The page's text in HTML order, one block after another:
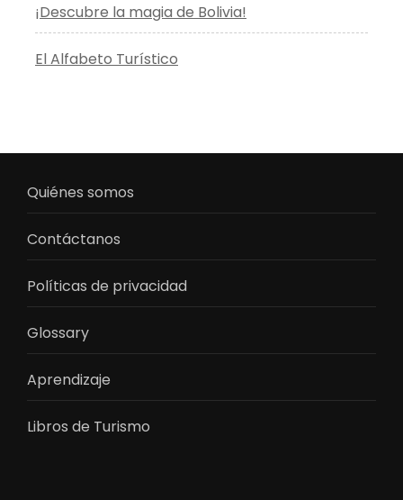
¡Descubre la magia de Bolivia!
El Alfabeto Turístico
Quiénes somos
Contáctanos
Políticas de privacidad
Glossary
Aprendizaje
Libros de Turismo